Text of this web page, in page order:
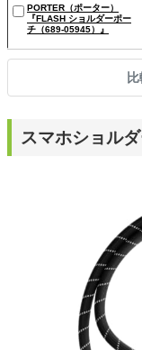
PORTER（ポーター）
『FLASH ショルダーポー
チ（689-05945）』
スマホショル